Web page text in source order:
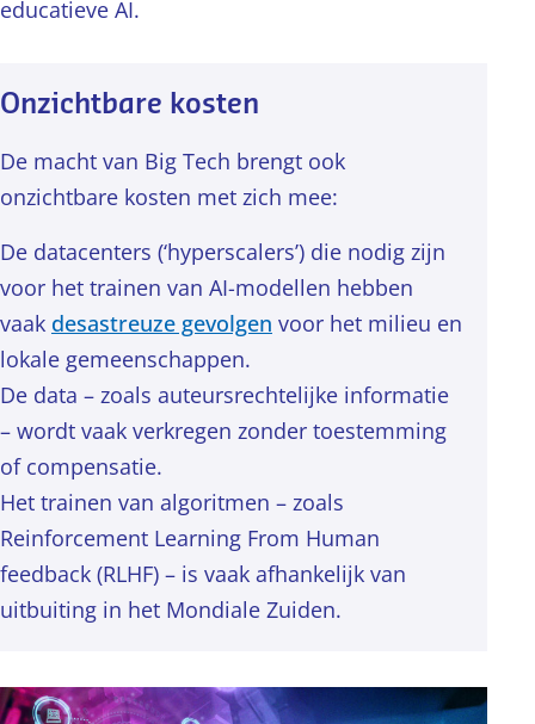
educatieve AI.
Onzichtbare kosten
De macht van Big Tech brengt ook
onzichtbare kosten met zich mee:
De datacenters (‘hyperscalers’) die nodig zijn
voor het trainen van AI-modellen hebben
vaak desastreuze gevolgen voor het milieu en
lokale gemeenschappen.
De data – zoals auteursrechtelijke informatie
– wordt vaak verkregen zonder toestemming
of compensatie.
Het trainen van algoritmen – zoals
Reinforcement Learning From Human
feedback (RLHF) – is vaak afhankelijk van
uitbuiting in het Mondiale Zuiden.